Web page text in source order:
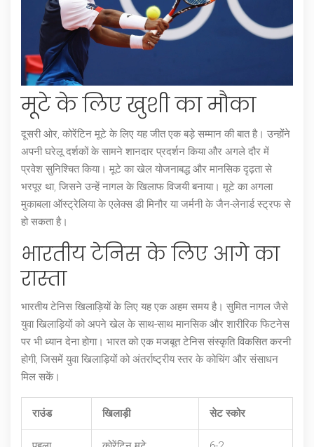
मूटे के लिए खुशी का मौका
दूसरी ओर, कोरेंटिन मूटे के लिए यह जीत एक बड़े सम्मान की बात है। उन्होंने
अपनी घरेलू दर्शकों के सामने शानदार प्रदर्शन किया और अगले दौर में
प्रवेश सुनिश्चित किया। मूटे का खेल योजनाबद्ध और मानसिक दृढ़ता से
भरपूर था, जिसने उन्हें नागल के खिलाफ विजयी बनाया। मूटे का अगला
मुकाबला ऑस्ट्रेलिया के एलेक्स डी मिनौर या जर्मनी के जैन-लेनार्ड स्ट्रफ से
हो सकता है।
भारतीय टेनिस के लिए आगे का
रास्ता
भारतीय टेनिस खिलाड़ियों के लिए यह एक अहम समय है। सुमित नागल जैसे
युवा खिलाड़ियों को अपने खेल के साथ-साथ मानसिक और शारीरिक फिटनेस
पर भी ध्यान देना होगा। भारत को एक मजबूत टेनिस संस्कृति विकसित करनी
होगी, जिसमें युवा खिलाड़ियों को अंतर्राष्ट्रीय स्तर के कोचिंग और संसाधन
मिल सकें।
राउंड खिलाड़ी सेट स्कोर